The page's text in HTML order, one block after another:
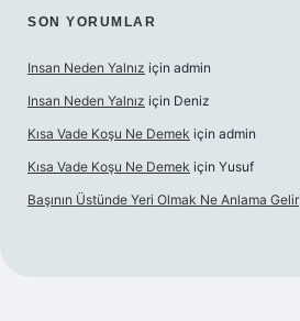
SON YORUMLAR
Insan Neden Yalnız için admin
Insan Neden Yalnız için Deniz
Kısa Vade Koşu Ne Demek için admin
Kısa Vade Koşu Ne Demek için Yusuf
Başının Üstünde Yeri Olmak Ne Anlama Gelir